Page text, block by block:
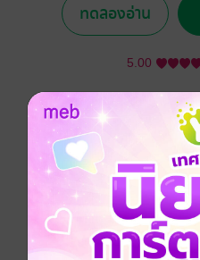
ทดลองอ่าน
5.00
อยากได้ ซื้อเป็นของขวัญ
เธอแต่งงานกับเขาเพื่อหนีอ
ส่วนเขาตกลงแต่งงานกับเธ
คุณย่า